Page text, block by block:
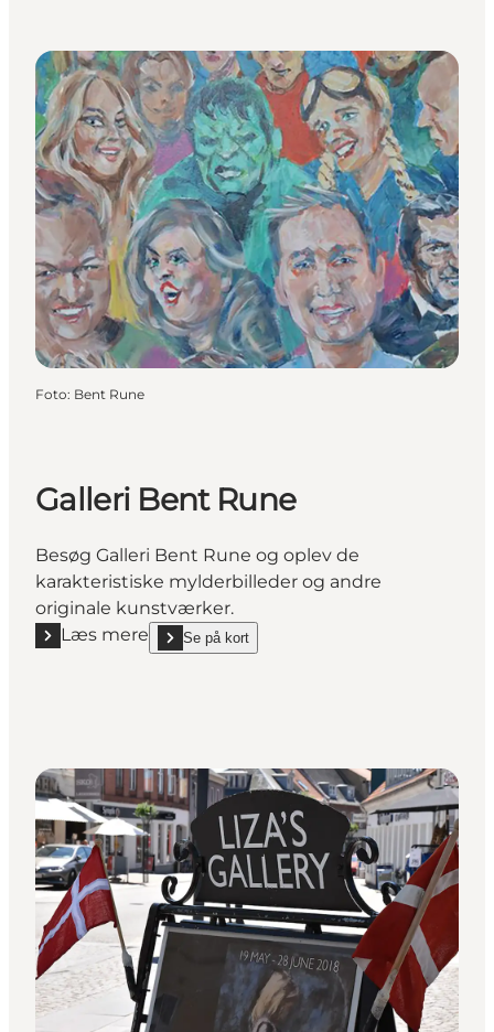
Foto: Bent Rune
Galleri Bent Rune
Besøg Galleri Bent Rune og oplev de
karakteristiske mylderbilleder og andre
originale kunstværker.
Læs mere
Læs mere "Galleri Bent Rune"
Se på kort
show Galleri Bent Rune on_map